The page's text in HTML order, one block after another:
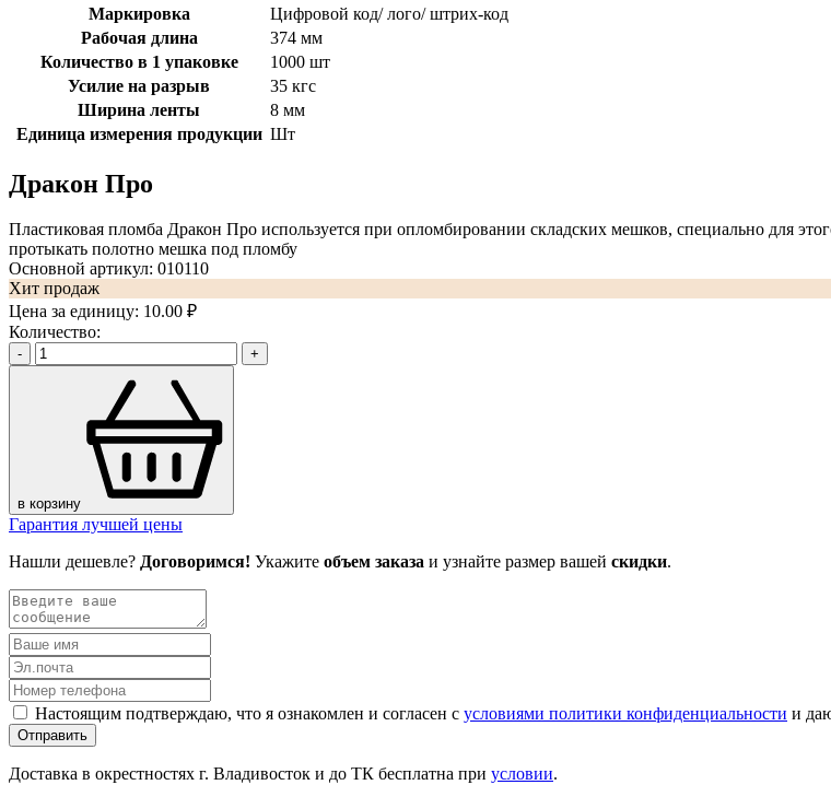
Маркировка
Цифровой код/ лого/ штрих-код
Рабочая длина
374 мм
Количество в 1 упаковке
1000 шт
Усилие на разрыв
35 кгс
Ширина ленты
8 мм
Единица измерения продукции Шт
Дракон Про
Пластиковая пломба Дракон Про используется при опломбировании складских мешков, специально для
протыкать полотно мешка под пломбу
Основной артикул: 010110
Хит продаж
Цена за единицу: 10.00 ₽
Количество:
- +
в корзину
Гарантия лучшей цены
Нашли дешевле? Договоримся! Укажите объем заказа и узнайте размер вашей скидки.
Настоящим подтверждаю, что я ознакомлен и согласен с условиями политики конфиденциальности и
Отправить
Доставка в окрестностях г. Владивосток и до ТК бесплатна при условии.